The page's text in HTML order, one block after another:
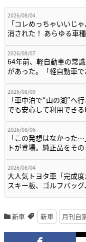
2026/08/04
「コレめっちゃいいじ
消された！ あらゆる車
2026/08/07
64年前、軽自動車の常
があった。「軽自動車
2026/08/09
「車中泊で“山の湖”へ
でも安心して利用でき
2026/08/06
「この発想はなかった
トが登場。純正品をそ
2026/08/04
大人気トヨタ車「完成
スキー板、ゴルフバッ
新車 新車 月刊自